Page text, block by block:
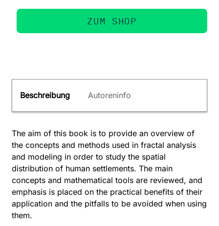
ZUM SHOP
Beschreibung Autoreninfo
The aim of this book is to provide an overview of
the concepts and methods used in fractal analysis
and modeling in order to study the spatial
distribution of human settlements. The main
concepts and mathematical tools are reviewed, and
emphasis is placed on the practical benefits of their
application and the pitfalls to be avoided when using
them.